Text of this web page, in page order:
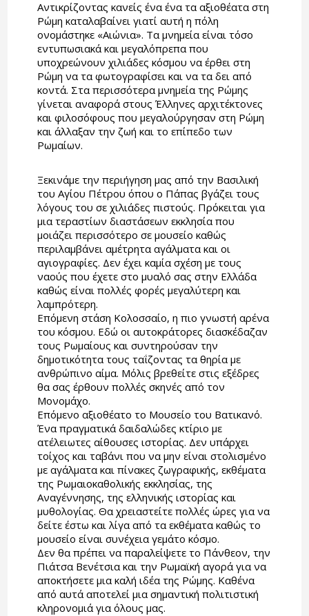
Αντικρίζοντας κανείς ένα ένα τα αξιοθέατα στη
Ρώμη καταλαβαίνει γιατί αυτή η πόλη
ονομάστηκε «Αιώνια». Τα μνημεία είναι τόσο
εντυπωσιακά και μεγαλόπρεπα που
υποχρεώνουν χιλιάδες κόσμου να έρθει στη
Ρώμη να τα φωτογραφίσει και να τα δει από
κοντά. Στα περισσότερα μνημεία της Ρώμης
γίνεται αναφορά στους Έλληνες αρχιτέκτονες
και φιλοσόφους που μεγαλούργησαν στη Ρώμη
και άλλαξαν την ζωή και το επίπεδο των
Ρωμαίων.
Ξεκινάμε την περιήγηση μας από την Βασιλική
του Αγίου Πέτρου όπου ο Πάπας βγάζει τους
λόγους του σε χιλιάδες πιστούς. Πρόκειται για
μια τεραστίων διαστάσεων εκκλησία που
μοιάζει περισσότερο σε μουσείο καθώς
περιλαμβάνει αμέτρητα αγάλματα και οι
αγιογραφίες. Δεν έχει καμία σχέση με τους
ναούς που έχετε στο μυαλό σας στην Ελλάδα
καθώς είναι πολλές φορές μεγαλύτερη και
λαμπρότερη.
Επόμενη στάση Κολοσσαίο, η πιο γνωστή αρένα
του κόσμου. Εδώ οι αυτοκράτορες διασκέδαζαν
τους Ρωμαίους και συντηρούσαν την
δημοτικότητα τους ταΐζοντας τα θηρία με
ανθρώπινο αίμα. Μόλις βρεθείτε στις εξέδρες
θα σας έρθουν πολλές σκηνές από τον
Μονομάχο.
Επόμενο αξιοθέατο το Μουσείο του Βατικανό.
Ένα πραγματικά δαιδαλώδες κτίριο με
ατέλειωτες αίθουσες ιστορίας. Δεν υπάρχει
τοίχος και ταβάνι που να μην είναι στολισμένο
με αγάλματα και πίνακες ζωγραφικής, εκθέματα
της Ρωμαιοκαθολικής εκκλησίας, της
Αναγέννησης, της ελληνικής ιστορίας και
μυθολογίας. Θα χρειαστείτε πολλές ώρες για να
δείτε έστω και λίγα από τα εκθέματα καθώς το
μουσείο είναι συνέχεια γεμάτο κόσμο.
Δεν θα πρέπει να παραλείψετε το Πάνθεον, την
Πιάτσα Βενέτσια και την Ρωμαϊκή αγορά για να
αποκτήσετε μια καλή ιδέα της Ρώμης. Καθένα
από αυτά αποτελεί μια σημαντική πολιτιστική
κληρονομιά για όλους μας.